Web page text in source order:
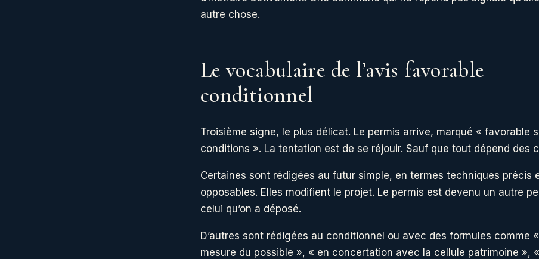
autre chose.
Le vocabulaire de l’avis favorable
conditionnel
Troisième signe, le plus délicat. Le permis arrive, marqué « favorable
conditions ». La tentation est de se réjouir. Sauf que tout dépend des
Certaines sont rédigées au futur simple, en termes techniques précis
opposables. Elles modifient le projet. Le permis est devenu un autre
celui qu’on a déposé.
D’autres sont rédigées au conditionnel ou avec des formules comme
mesure du possible », « en concertation avec la cellule patrimoine »,